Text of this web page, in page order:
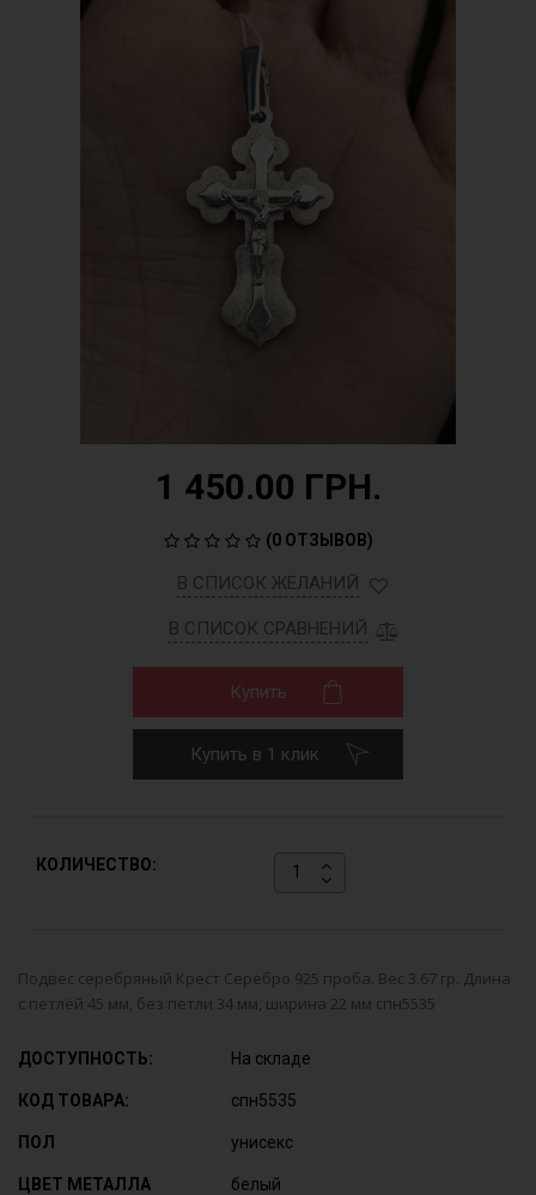
1 450.00 ГРН.
(0 ОТЗЫВОВ)
В СПИСОК ЖЕЛАНИЙ
В СПИСОК СРАВНЕНИЙ
Купить
Купить в 1 клик
КОЛИЧЕСТВО:
Подвес серебряный Крест Серебро 925 проба. Вес 3.67 гр. Длина
с петлёй 45 мм, без петли 34 мм, ширина 22 мм спн5535
ДОСТУПНОСТЬ: На складе
КОД ТОВАРА: спн5535
ПОЛ унисекс
ЦВЕТ МЕТАЛЛА белый